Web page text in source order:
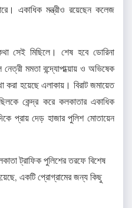
একাধিক মন্ত্রীও রয়েছেন কলেজ
সেই মিছিলে। শেষ হবে ডোরিনা
মমতা বন্দ্যোপাধ্য়ায় ও অভিষেক
করা হয়েছে এলাকায়। বিরাট জমায়েত
কেন্দ্র করে কলকাতার একাধিক
প্রায় দেড় হাজার পুলিশ মোতায়েন
ট্রাফিক পুলিশের তরফে বিশেষ
একটি প্রোগ্রামের জন্য কিছু